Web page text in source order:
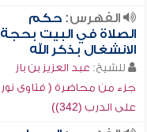
الفهرس:حكم
الصلاة في البيت بحجة
الانشغال بذكر الله
للشيخ: عبد العزيز بن باز
جزء من محاضرة ( فتاوى نور
على الدرب (342))